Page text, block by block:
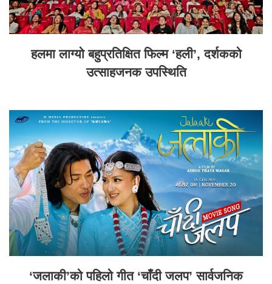
हलमा लाग्यो बहुप्रतिक्षित फिल्म ‘हली’, दर्शकको
उत्साहजनक उपस्थिति
‘जलाकी’को पहिलो गीत ‘चाँदी जलप’ सार्वजनिक